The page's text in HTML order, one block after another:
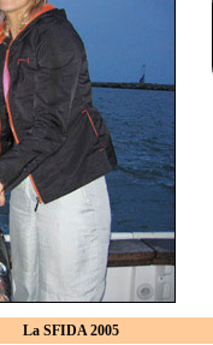
La SFIDA 2005